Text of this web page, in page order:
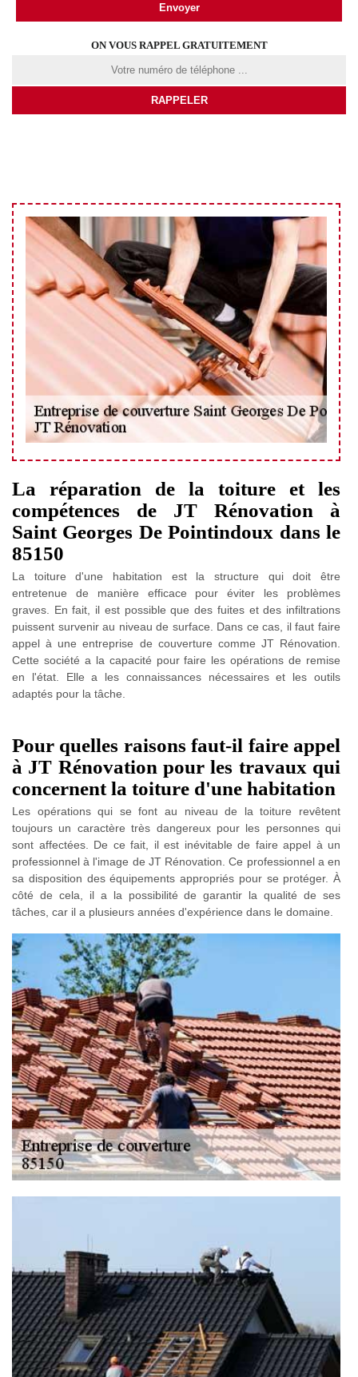
ON VOUS RAPPEL GRATUITEMENT
La réparation de la toiture et les
compétences de JT Rénovation à
Saint Georges De Pointindoux dans le
85150
La toiture d'une habitation est la structure qui doit être
entretenue de manière efficace pour éviter les problèmes
graves. En fait, il est possible que des fuites et des infiltrations
puissent survenir au niveau de surface. Dans ce cas, il faut faire
appel à une entreprise de couverture comme JT Rénovation.
Cette société a la capacité pour faire les opérations de remise
en l'état. Elle a les connaissances nécessaires et les outils
adaptés pour la tâche.
Pour quelles raisons faut-il faire appel
à JT Rénovation pour les travaux qui
concernent la toiture d'une habitation
Les opérations qui se font au niveau de la toiture revêtent
toujours un caractère très dangereux pour les personnes qui
sont affectées. De ce fait, il est inévitable de faire appel à un
professionnel à l'image de JT Rénovation. Ce professionnel a en
sa disposition des équipements appropriés pour se protéger. À
côté de cela, il a la possibilité de garantir la qualité de ses
tâches, car il a plusieurs années d'expérience dans le domaine.